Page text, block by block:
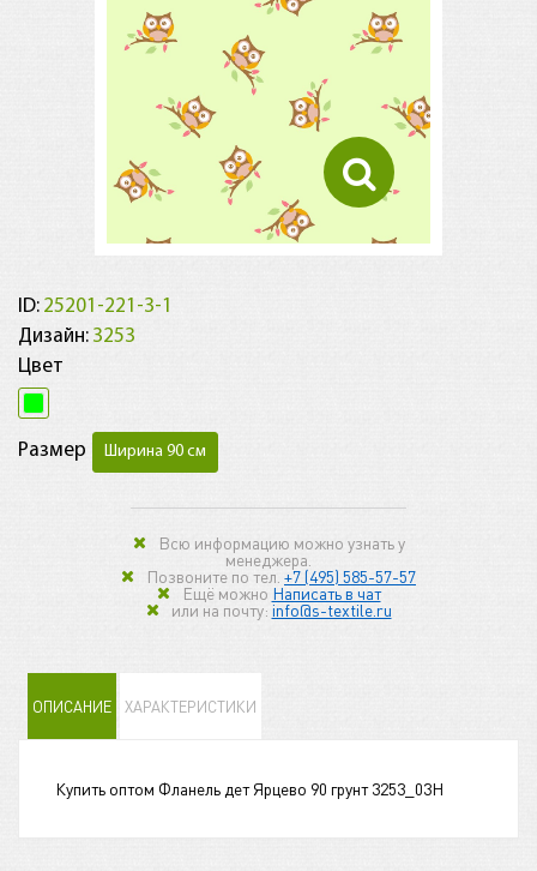
ID: 25201-221-3-1
Дизайн: 3253
Цвет
Размер Ширина 90 см
Всю информацию можно узнать у
менеджера.
Позвоните по тел. +7 (495) 585-57-57
Ещё можно Написать в чат
или на почту: info@s-textile.ru
ОПИСАНИЕ ХАРАКТЕРИСТИКИ
Купить оптом Фланель дет Ярцево 90 грунт 3253_03Н